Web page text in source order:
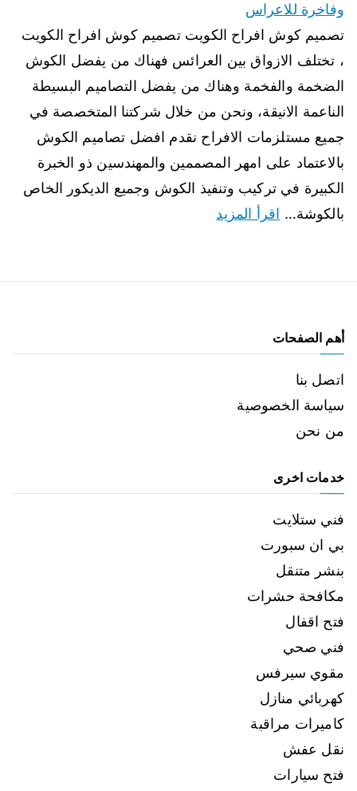
وفاخرة للاعراس
تصميم كوش افراح الكويت تصميم كوش افراح الكويت
، تختلف الازواق بين العرائس فهناك من يفضل الكوش
الضخمة والفخمة وهناك من يفضل التصاميم البسيطة
الناعمة الانيقة، ونحن من خلال شركتنا المتخصصة في
جميع مستلزمات الافراح نقدم افضل تصاميم الكوش
بالاعتماد على امهر المصممين والمهندسين ذو الخبرة
الكبيرة في تركيب وتنفيذ الكوش وجميع الديكور الخاص
بالكوشة… اقرأ المزيد
أهم الصفحات
اتصل بنا
سياسة الخصوصية
من نحن
خدمات اخرى
فني ستلايت
بي ان سبورت
بنشر متنقل
مكافحة حشرات
فتح اقفال
فني صحي
مقوي سيرفس
كهربائي منازل
كاميرات مراقبة
نقل عفش
فتح سيارات